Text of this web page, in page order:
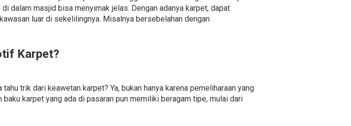
dalam masjid bisa menyimak jelas. Dengan adanya karpet, dapat
luar di sekelilingnya. Misalnya bersebelahan dengan
Karpet?
trik dari keawetan karpet? Ya, bukan hanya karena pemeliharaan yang
karpet yang ada di pasaran pun memiliki beragam tipe, mulai dari